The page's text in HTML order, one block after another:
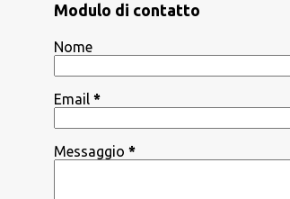
Modulo di contatto
Nome
Email *
Messaggio *